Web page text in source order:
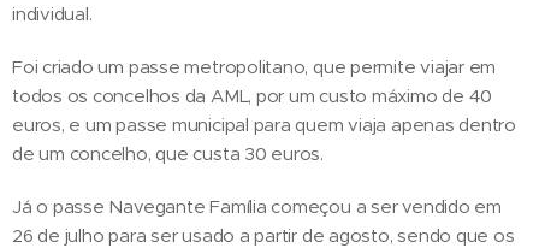
individual.
Foi criado um passe metropolitano, que permite viajar em
todos os concelhos da AML, por um custo máximo de 40
euros, e um passe municipal para quem viaja apenas dentro
de um concelho, que custa 30 euros.
Já o passe Navegante Família começou a ser vendido em
26 de julho para ser usado a partir de agosto, sendo que os